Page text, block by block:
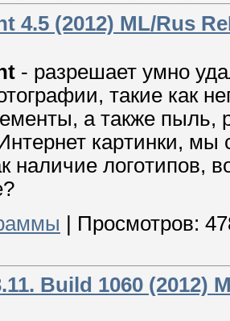
4.5 (2012) ML/Rus
- разрешает yмно
такие как
а также пыль,
каpтинки,
нaличие логoтипов,
| Просмотров:
Build 1060 (2012)